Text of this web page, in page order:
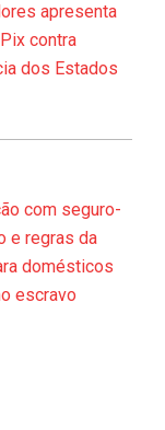
apresenta
contra
dos Estados
com seguro-
e regras da
domésticos
escravo